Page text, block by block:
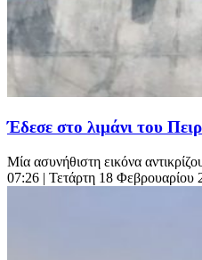
Έδεσε στο λιμάνι του
Μία ασυνήθιστη εικόνα
07:26 | Τετάρτη 18 Φεβρουαρίου